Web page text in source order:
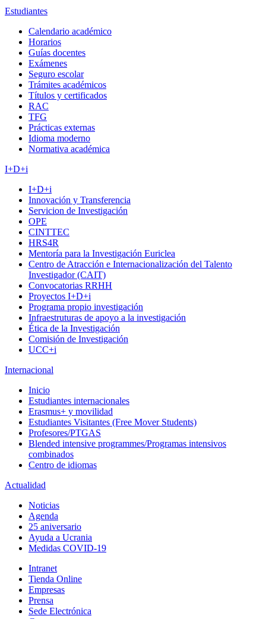
Estudiantes
Calendario académico
Horarios
Guías docentes
Exámenes
Seguro escolar
Trámites académicos
Títulos y certificados
RAC
TFG
Prácticas externas
Idioma moderno
Normativa académica
I+D+i
I+D+i
Innovación y Transferencia
Servicion de Investigación
OPE
CINTTEC
HRS4R
Mentoría para la Investigación Euriclea
Centro de Atracción e Internacionalización del Talento
Investigador (CAIT)
Convocatorias RRHH
Proyectos I+D+i
Programa propio investigación
Infraestruturas de apoyo a la investigación
Ética de la Investigación
Comisión de Investigación
UCC+i
Internacional
Inicio
Estudiantes internacionales
Erasmus+ y movilidad
Estudiantes Visitantes (Free Mover Students)
Profesores/PTGAS
Blended intensive programmes/Programas intensivos
combinados
Centro de idiomas
Actualidad
Noticias
Agenda
25 aniversario
Ayuda a Ucrania
Medidas COVID-19
Intranet
Tienda Online
Empresas
Prensa
Sede Electrónica